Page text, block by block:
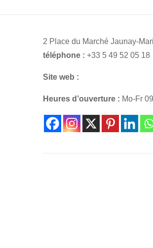
2 Place du Marché Jaunay-
téléphone : +33 5 49 52 05 18
Site web :
Heures d’ouverture : Mo-Fr